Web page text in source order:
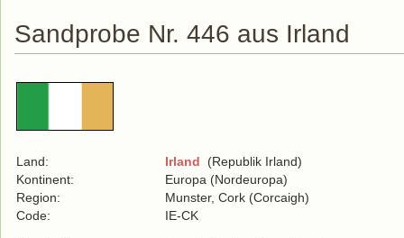
Sandprobe Nr. 446 aus Irland
Land: Irland (Republik Irland)
Kontinent:
Europa (Nordeuropa)
Region:
Munster, Cork (Corcaigh)
Code:
IE-CK